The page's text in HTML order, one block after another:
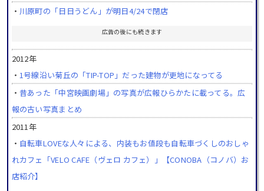
・ 川原町の「日日うどん」が明日4/24で閉店
広告の後にも続きます
2012年
・ 1号線沿い菊丘の「TIP-TOP」だった建物が更地になってる
・ 昔あった「中宮映画劇場」の写真が広報ひらかたに載ってる。広
報の古い写真まとめ
2011年
・ 自転車LOVEな人々による、内装もお値段も自転車づくしのおしゃ
れカフェ「VELO CAFE（ヴェロ カフェ）」【CONOBA（コノバ）お
店紹介】